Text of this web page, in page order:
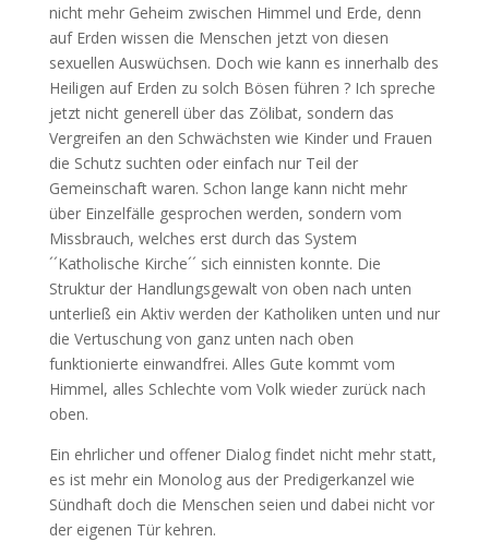
nicht mehr Geheim zwischen Himmel und Erde, denn
auf Erden wissen die Menschen jetzt von diesen
sexuellen Auswüchsen. Doch wie kann es innerhalb des
Heiligen auf Erden zu solch Bösen führen ? Ich spreche
jetzt nicht generell über das Zölibat, sondern das
Vergreifen an den Schwächsten wie Kinder und Frauen
die Schutz suchten oder einfach nur Teil der
Gemeinschaft waren. Schon lange kann nicht mehr
über Einzelfälle gesprochen werden, sondern vom
Missbrauch, welches erst durch das System
´´Katholische Kirche´´ sich einnisten konnte. Die
Struktur der Handlungsgewalt von oben nach unten
unterließ ein Aktiv werden der Katholiken unten und nur
die Vertuschung von ganz unten nach oben
funktionierte einwandfrei. Alles Gute kommt vom
Himmel, alles Schlechte vom Volk wieder zurück nach
oben.
Ein ehrlicher und offener Dialog findet nicht mehr statt,
es ist mehr ein Monolog aus der Predigerkanzel wie
Sündhaft doch die Menschen seien und dabei nicht vor
der eigenen Tür kehren.